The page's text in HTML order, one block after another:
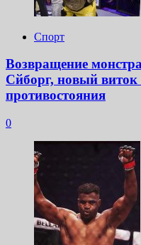
Спорт
Возвращение
Сйборг, новый виток
противостояния
0